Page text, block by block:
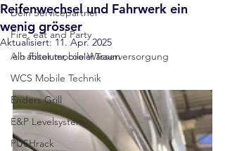
Dein Servicepartner
Fire, eat and Party
Alb Filter mobile Wasserversorgung
WCS Mobile Technik
Enders Grill
E&P Levelsystem
PUSHrack
Reifenwechsel und Fahrwerk ein
wenig grösser
Aktualisiert:11. Apr. 2025
ein absoluter, cooler Traum